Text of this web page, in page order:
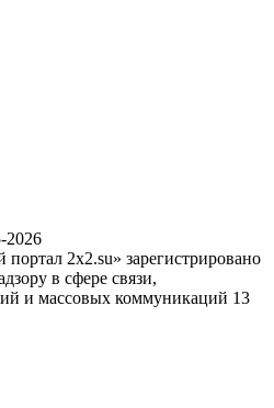
2x2.su» зарегистрировано
в сфере связи,
и массовых коммуникаций 13